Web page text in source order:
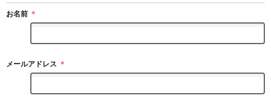
お名前 ＊
メールアドレス ＊